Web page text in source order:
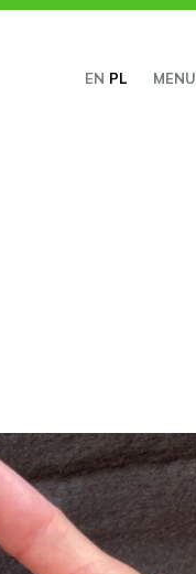
EN PL MENU